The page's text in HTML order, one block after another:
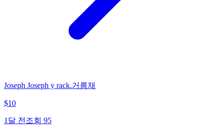
Joseph Joseph y rack.거름채
$10
1달 전 조회 95